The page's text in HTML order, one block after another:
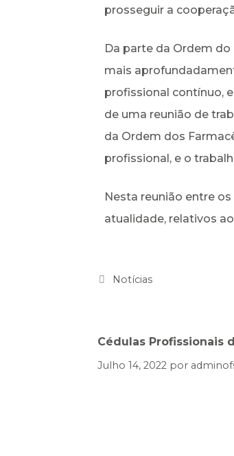
prosseguir a
Da parte da Ordem
mais
profissional contínuo,
de uma reunião de
da Ordem dos
profissional, e o
Nesta reunião entre
atualidade, relativos
Notícias
Cédulas Profissionais
Julho 14, 2022 por